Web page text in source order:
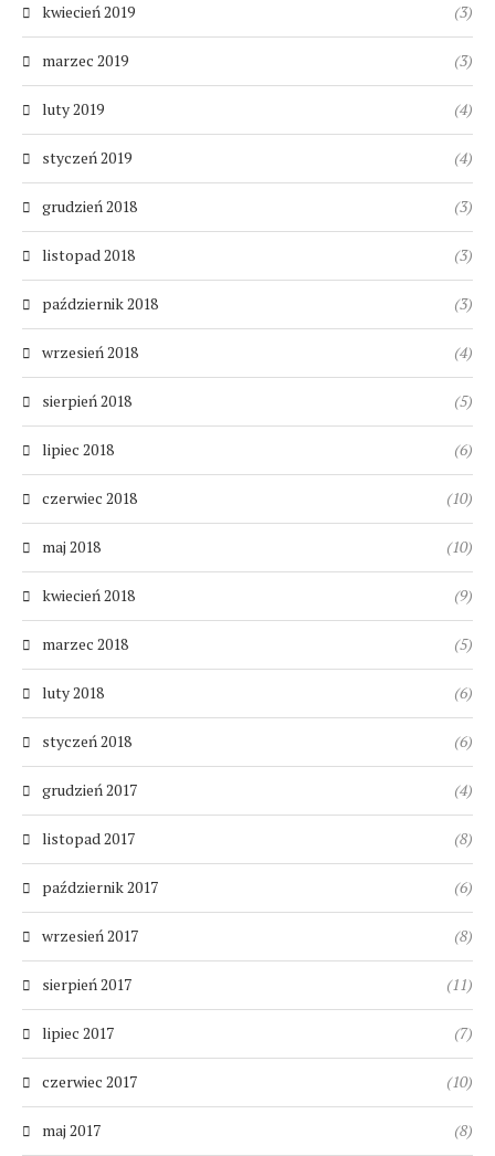
kwiecień 2019 (3)
marzec 2019 (3)
luty 2019 (4)
styczeń 2019 (4)
grudzień 2018 (3)
listopad 2018 (3)
październik 2018 (3)
wrzesień 2018 (4)
sierpień 2018 (5)
lipiec 2018 (6)
czerwiec 2018 (10)
maj 2018 (10)
kwiecień 2018 (9)
marzec 2018 (5)
luty 2018 (6)
styczeń 2018 (6)
grudzień 2017 (4)
listopad 2017 (8)
październik 2017 (6)
wrzesień 2017 (8)
sierpień 2017 (11)
lipiec 2017 (7)
czerwiec 2017 (10)
maj 2017 (8)